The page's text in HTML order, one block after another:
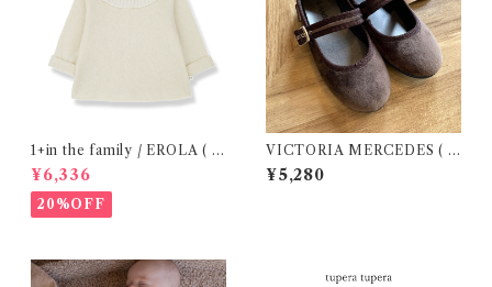
1+in the family / EROLA ( 2
4m )
¥6,336
20%OFF
VICTORIA MERCEDES ( 2
9-34 / Testa )
¥5,280